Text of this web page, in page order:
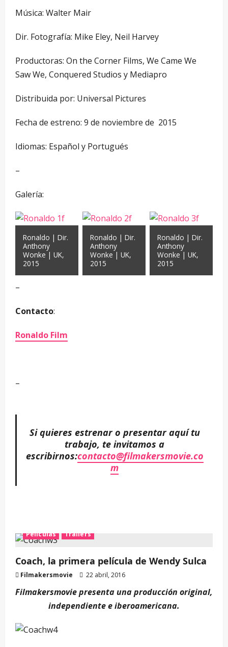
Música: Walter Mair
Dir. Fotografía: Mike Eley, Neil Harvey
Productoras: On the Corner Films, We Came We
Saw We, Conquered Studios y Mediapro
Distribuida por: Universal Pictures
Fecha de estreno: 9 de noviembre de 2015
Idiomas: Español y Portugués
–
Galería:
Ronaldo | Dir.
Anthony
Wonke | UK,
2015
Ronaldo | Dir.
Anthony
Wonke | UK,
2015
Ronaldo | Dir.
Anthony
Wonke | UK,
2015
–
Contacto:
Ronaldo Film
–
Si quieres estrenar o presentar aquí tu
trabajo, te invitamos a
escribirnos:contacto@filmakersmovie.co
m
Películas Trailers
Coach, la primera película de Wendy Sulca
Filmakersmovie 22 abril, 2016
Filmakersmovie presenta una producción original,
independiente e iberoamericana.